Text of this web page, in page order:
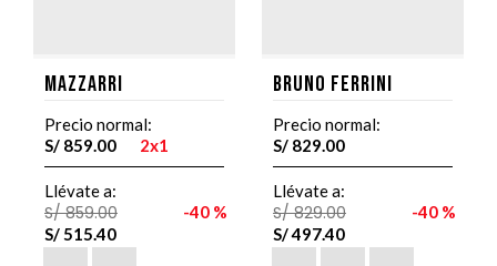
Mazzarri
Precio normal:
S/ 859.00 2x1
Llévate a:
S/ 859.00
S/515.40
40 %
Bruno Ferrini
Precio normal:
S/ 829.00
Llévate a:
S/ 829.00
S/497.40
40 %